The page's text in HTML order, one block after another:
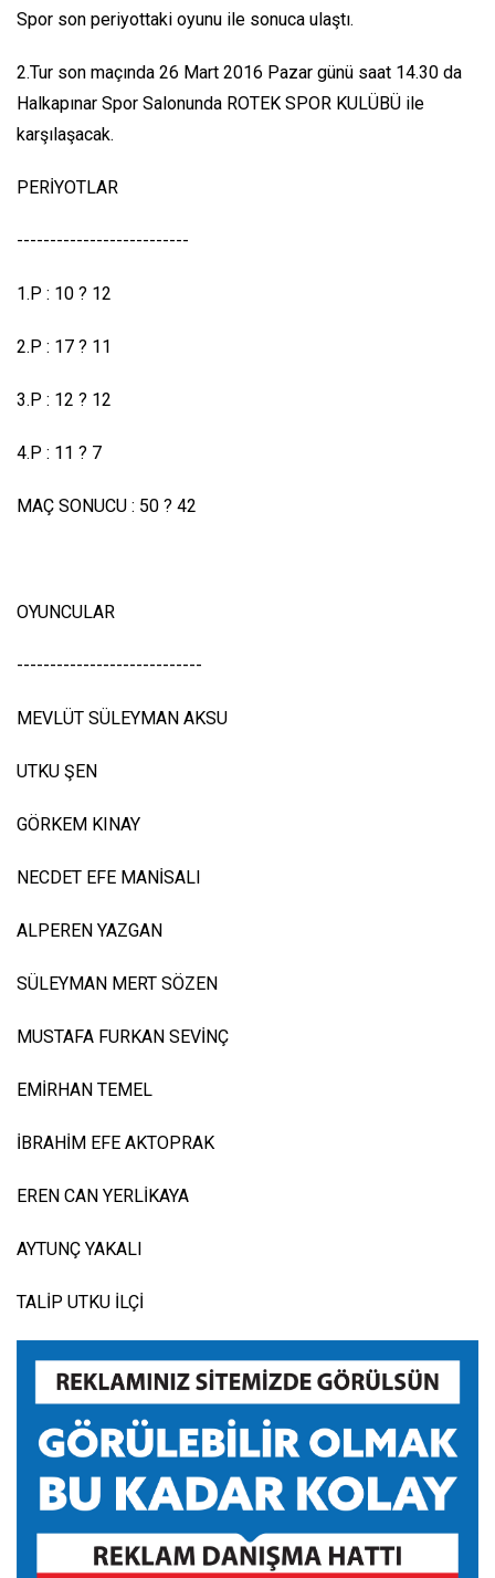
Spor son periyottaki oyunu ile sonuca ulaştı.
2.Tur son maçında 26 Mart 2016 Pazar günü saat 14.30 da
Halkapınar Spor Salonunda ROTEK SPOR KULÜBÜ ile
karşılaşacak.
PERİYOTLAR
--------------------------
1.P : 10 ? 12
2.P : 17 ? 11
3.P : 12 ? 12
4.P : 11 ? 7
MAÇ SONUCU : 50 ? 42
OYUNCULAR
----------------------------
MEVLÜT SÜLEYMAN AKSU
UTKU ŞEN
GÖRKEM KINAY
NECDET EFE MANİSALI
ALPEREN YAZGAN
SÜLEYMAN MERT SÖZEN
MUSTAFA FURKAN SEVİNÇ
EMİRHAN TEMEL
İBRAHİM EFE AKTOPRAK
EREN CAN YERLİKAYA
AYTUNÇ YAKALI
TALİP UTKU İLÇİ